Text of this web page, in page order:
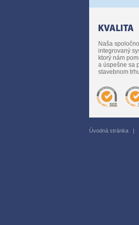
Naša
integrovaný
ktorý nám
a úspešne sa
stavebnom
Úvodná stránka |